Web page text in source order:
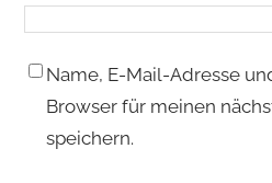
Name, E-Mail-Adresse
Browser für meinen
speichern.